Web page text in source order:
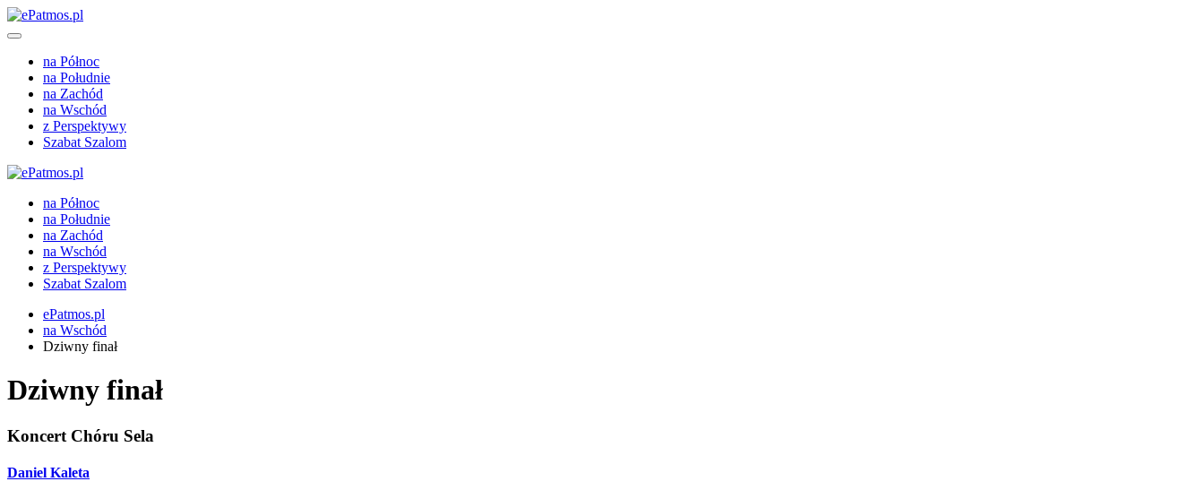
na Północ
na Południe
na Zachód
na Wschód
z Perspektywy
Szabat Szalom
na Północ
na Południe
na Zachód
na Wschód
z Perspektywy
Szabat Szalom
ePatmos.pl
na Wschód
Dziwny finał
Dziwny finał
Koncert Chóru Sela
Daniel Kaleta